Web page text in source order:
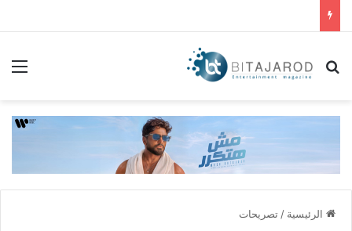
بحث عن
الرئيسية / تصريحات